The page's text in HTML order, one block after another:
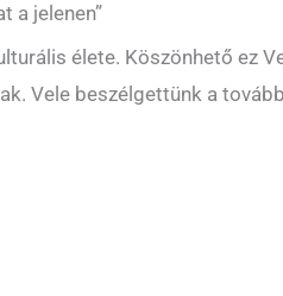
a jelenen”
élete. Köszönhető ez
Vele beszélgettünk a